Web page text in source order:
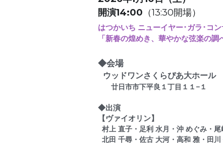
開演14:00 （13:30開場）
はつかいち ニューイヤー･ガラ･コ
「新春の煌めき、華やかな弦楽の調
◆会場
ウッドワンさくらぴあ大ホール
廿日市市下平良１丁目１１−１
◆出演
【ヴァイオリン】
村上 直子・足利 水月・沖 めぐみ・
北田 千尋・佐古 大河・高和 雅・田